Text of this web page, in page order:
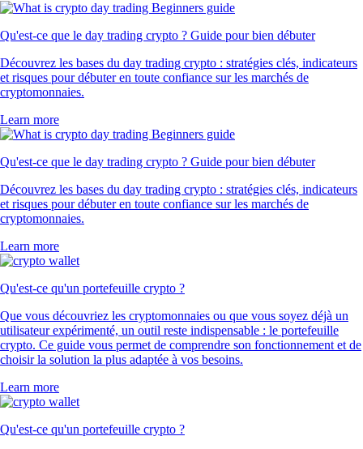
Qu'est-ce que le day trading crypto ? Guide pour bien débuter
Découvrez les bases du day trading crypto : stratégies clés, indicateurs
et risques pour débuter en toute confiance sur les marchés de
cryptomonnaies.
Learn more
Qu'est-ce que le day trading crypto ? Guide pour bien débuter
Découvrez les bases du day trading crypto : stratégies clés, indicateurs
et risques pour débuter en toute confiance sur les marchés de
cryptomonnaies.
Learn more
Qu'est-ce qu'un portefeuille crypto ?
Que vous découvriez les cryptomonnaies ou que vous soyez déjà un
utilisateur expérimenté, un outil reste indispensable : le portefeuille
crypto. Ce guide vous permet de comprendre son fonctionnement et de
choisir la solution la plus adaptée à vos besoins.
Learn more
Qu'est-ce qu'un portefeuille crypto ?